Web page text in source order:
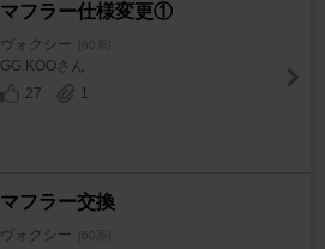
マフラー仕様変更①
ヴォクシー [60系]
GG.KOOさん
27
1
マフラー交換
ヴォクシー [60系]